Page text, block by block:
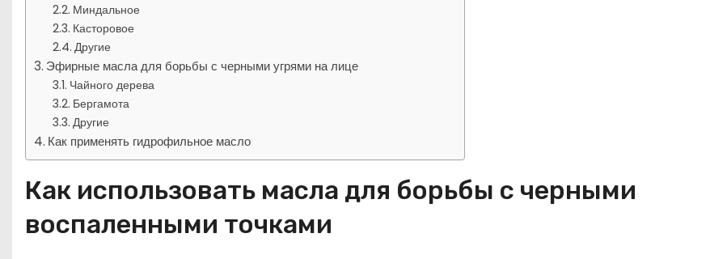
Миндальное
Касторовое
Другие
Эфирные масла для борьбы с черными угрями на лице
Чайного дерева
Бергамота
Другие
Как применять гидрофильное масло
Как использовать масла для борьбы с черными
воспаленными точками